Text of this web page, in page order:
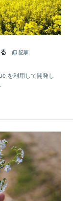
記事
を利用して開発し